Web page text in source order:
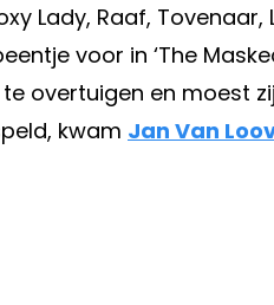
Lady, Raaf,
voor in ‘The
overtuigen en moest
kwam Jan Van